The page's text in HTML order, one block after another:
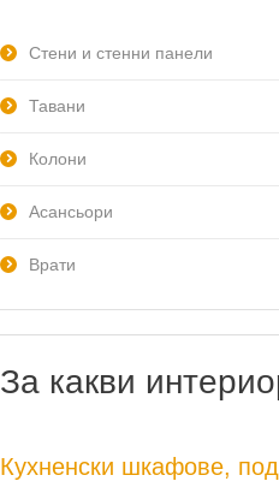
Стени и стенни панели
Тавани
Колони
Асансьори
Врати
За какви
Кухненски шкафове,